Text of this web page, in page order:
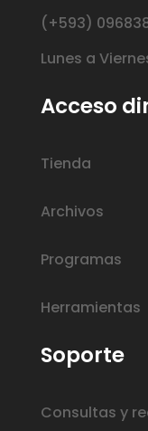
(+593)
Lunes a
Acceso
Tienda
Archivos
Programas
Herramientas
Soporte
Consultas y